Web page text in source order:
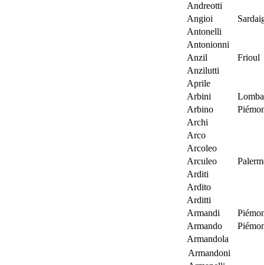
Andreotti
Angioi
Antonelli
Antonionni
Anzil
Frioul
Anzilutti
Aprile
Arbini
Arbino
Archi
Arco
Arcoleo
Arculeo
Arditi
Ardito
Arditti
Armandi
Armando
Armandola
Armandoni